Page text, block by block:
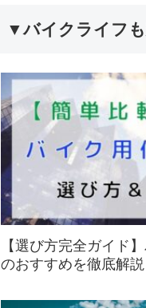
▼バイクライフも
【選び方完全ガイド
のおすすめを徹底解説